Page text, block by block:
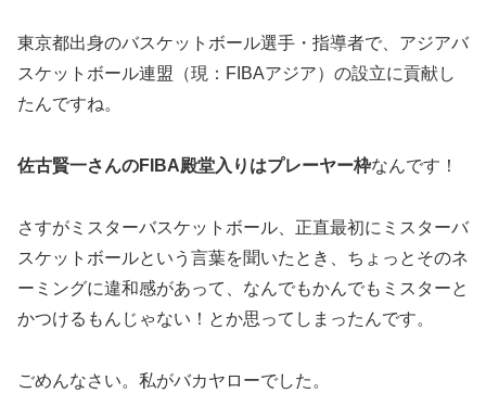
東京都出身のバスケットボール選手・指導者で、アジアバ
スケットボール連盟（現：FIBAアジア）の設立に貢献し
たんですね。
佐古賢一さんのFIBA殿堂入りはプレーヤー枠なんです！
さすがミスターバスケットボール、正直最初にミスターバ
スケットボールという言葉を聞いたとき、ちょっとそのネ
ーミングに違和感があって、なんでもかんでもミスターと
かつけるもんじゃない！とか思ってしまったんです。
ごめんなさい。私がバカヤローでした。